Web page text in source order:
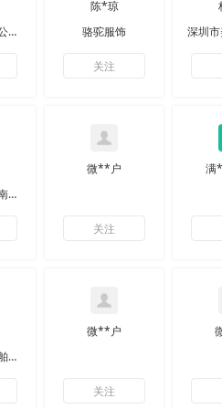
罗邦（上海）公关咨询有限公司
陈*琼
骆驼服饰
关注
花颜悦色（云南）化妆品有限公司
微**户
关注
地中海邮轮船舶管理（上海）有限公司
微**户
关注